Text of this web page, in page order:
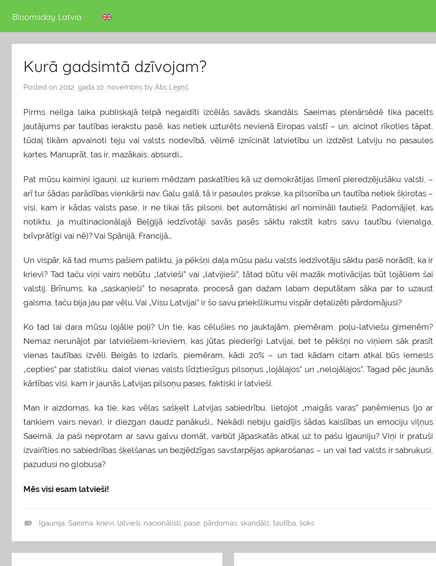
Bloomsday Latvia
Kurā gadsimtā dzīvojam?
Posted on 2012. gada 10. novembris by Atis Lejiņš
Pirms neilga laika publiskajā telpā negaidīti izcēlās savāds skandāls. Saeimas plenārsēdē tika pacelts
jautājums par tautības ierakstu pasē, kas netiek uzturēts nevienā Eiropas valstī – un, aicinot rīkoties tāpat,
tūdaļ tikām apvainoti teju vai valsts nodevībā, vēlmē iznīcināt latvietību un izdzēst Latviju no pasaules
kartes. Manuprāt, tas ir, mazākais, absurdi…
Pat mūsu kaimiņi igauņi, uz kuriem mēdzam paskatīties kā uz demokrātijas līmenī pieredzējušāku valsti, –
arī tur šādas parādības vienkārši nav. Galu galā, tā ir pasaules prakse, ka pilsonība un tautība netiek šķirotas –
visi, kam ir kādas valsts pase, ir ne tikai tās pilsoņi, bet automātiski arī nomināli tautieši. Padomājiet, kas
notiktu, ja multinacionālajā Beļģijā iedzīvotāji savās pasēs sāktu rakstīt katrs savu tautību (vienalga,
brīvprātīgi vai nē)? Vai Spānijā, Francijā…
Un vispār, kā tad mums pašiem patiktu, ja pēkšņi daļa mūsu pašu valsts iedzīvotāju sāktu pasē norādīt, ka ir
krievi? Tad taču viņi vairs nebūtu „latvieši” vai „latvijieši”, tātad būtu vēl mazāk motivācijas būt lojāliem šai
valstij. Brīnums, ka „saskaņieši” to nesaprata, procesā gan dažam labam deputātam sāka par to uzaust
gaisma, taču bija jau par vēlu. Vai „Visu Latvijai” ir šo savu priekšlikumu vispār detalizēti pārdomājusi?
Ko tad lai dara mūsu lojālie poļi? Un tie, kas cēlušies no jauktajām, piemēram, poļu-latviešu ģimenēm?
Nemaz nerunājot par latviešiem-krieviem, kas jūtas piederīgi Latvijai, bet te pēkšņi no viņiem sāk prasīt
vienas tautības izvēli. Beigās to izdarīs, piemēram, kādi 20% – un tad kādam citam atkal būs iemesls
„cepties” par statistiku, dalot vienas valsts līdztiesīgus pilsoņus „lojālajos” un „nelojālajos”. Tagad pēc jaunās
kārtības visi, kam ir jaunās Latvijas pilsoņu pases, faktiski ir latvieši.
Man ir aizdomas, ka tie, kas vēlas sašķelt Latvijas sabiedrību, lietojot „maigās varas” paņēmienus (jo ar
tankiem vairs nevar), ir diezgan daudz panākuši… Nekādi nebiju gaidījis šādas kaislības un emociju viļņus
Saeimā. Ja paši neprotam ar savu galvu domāt, varbūt jāpaskatās atkal uz to pašu Igauniju? Viņi ir pratuši
izvairīties no sabiedrības šķelšanas un bezjēdzīgas savstarpējas apkarošanas – un vai tad valsts ir sabrukusi,
pazudusi no globusa?
Mēs visi esam latvieši!
Igaunija, Saeima, krievi, latvieši, nacionālisti, pase, pārdomas, skandāls, tautība, šoks